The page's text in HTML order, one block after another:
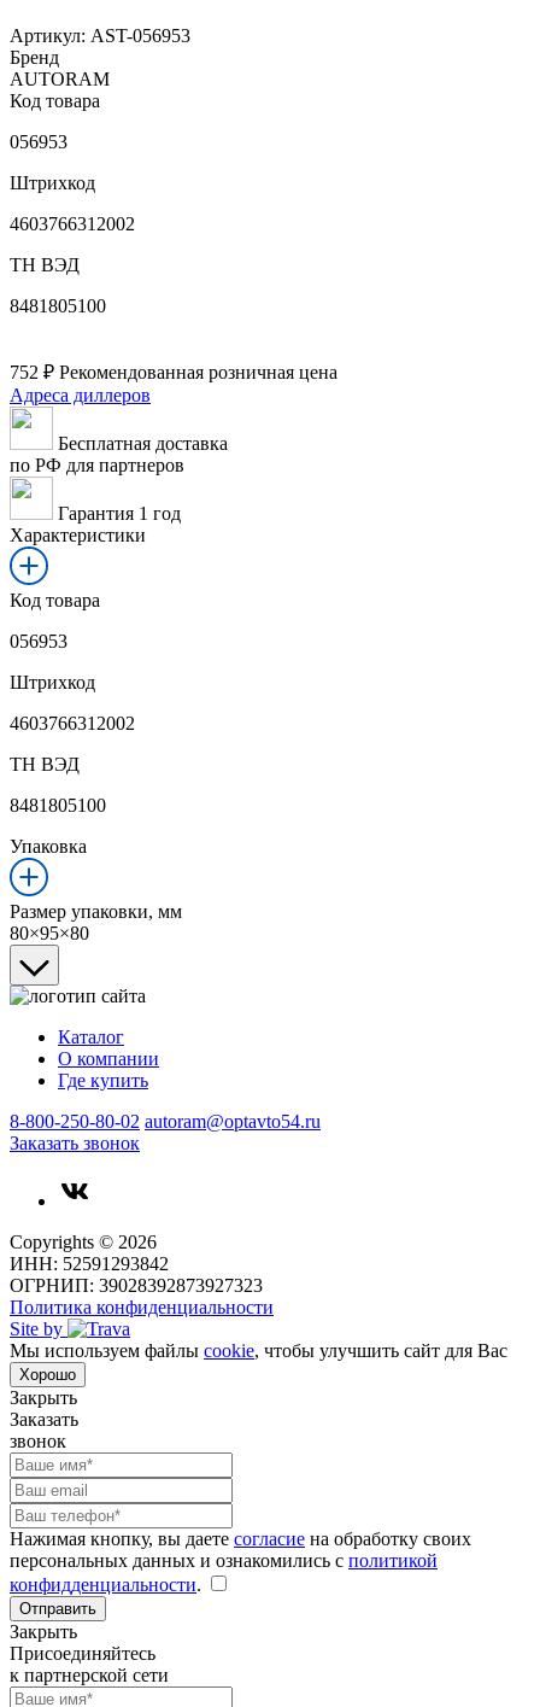
Артикул: AST-056953
Бренд
AUTORAM
Код товара
056953
Штрихкод
4603766312002
ТН ВЭД
8481805100
752 ₽ Рекомендованная розничная цена
Адреса диллеров
Бесплатная доставка
по РФ для партнеров
Гарантия 1 год
Характеристики
Код товара
056953
Штрихкод
4603766312002
ТН ВЭД
8481805100
Упаковка
Размер упаковки, мм
80×95×80
Каталог
О компании
Где купить
8-800-250-80-02 autoram@optavto54.ru
Заказать звонок
Copyrights © 2026
ИНН: 52591293842
ОГРНИП: 39028392873927323
Политика конфиденциальности
Site by
Мы используем файлы cookie, чтобы улучшить сайт для Вас
Хорошо
Закрыть
Заказать
звонок
Нажимая кнопку, вы даете согласие на обработку своих
персональных данных и ознакомились с политикой
конфидденциальности.
Отправить
Закрыть
Присоединяйтесь
к партнерской сети